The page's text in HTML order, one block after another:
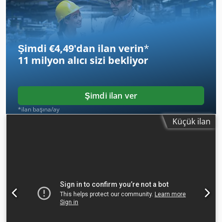
Dokümantasyon ve ek parçalar dahil.
Şimdi €4,49'dan ilan verin*
11 milyon alıcı sizi bekliyor
Şimdi ilan ver
*ilan başına/ay
Küçük ilan